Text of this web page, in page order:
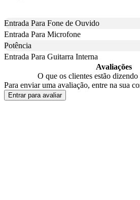
Entrada Para Fone de Ouvido
Entrada Para Microfone
Potência
Entrada Para Guitarra Interna
Avaliações
O que os clientes estão
Para enviar uma avaliação, entre na sua
Entrar para avaliar